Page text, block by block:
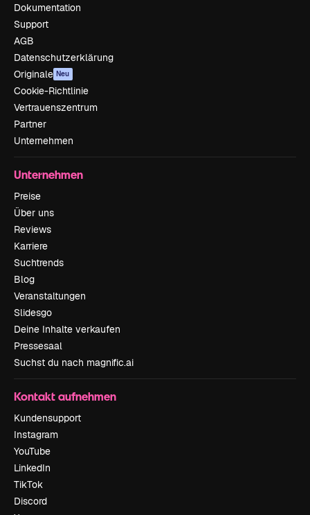
Dokumentation
Support
AGB
Datenschutzerklärung
Originale Neu
Cookie-Richtlinie
Vertrauenszentrum
Partner
Unternehmen
Unternehmen
Preise
Über uns
Reviews
Karriere
Suchtrends
Blog
Veranstaltungen
Slidesgo
Deine Inhalte verkaufen
Pressesaal
Suchst du nach magnific.ai
Kontakt aufnehmen
Kundensupport
Instagram
YouTube
LinkedIn
TikTok
Discord